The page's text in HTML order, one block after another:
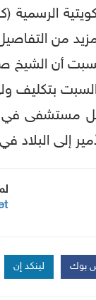
من
صباح الذي يحكم
بتكليف
مستشفى في
إلى البلاد في
بوك لينكد إن